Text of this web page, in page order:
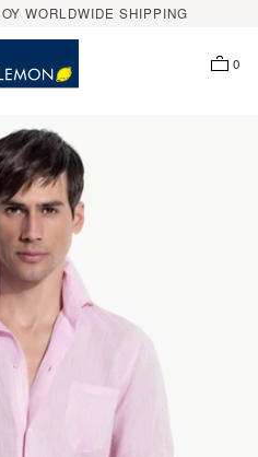
WORLDWIDE SHIPPING
0